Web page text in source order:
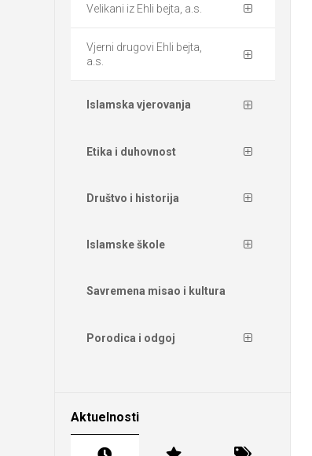
Velikani iz Ehli bejta, a.s.
Vjerni drugovi Ehli bejta,
a.s.
Islamska vjerovanja
Etika i duhovnost
Društvo i historija
Islamske škole
Savremena misao i kultura
Porodica i odgoj
Aktuelnosti